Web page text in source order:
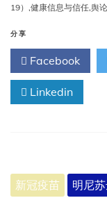
19） ,健康信息与信任,舆论
分享
Facebook
Linkedin
新冠疫苗 明尼